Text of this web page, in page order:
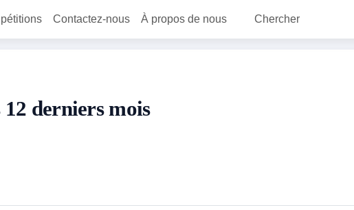
Contactez-nous À propos de nous Chercher
derniers mois